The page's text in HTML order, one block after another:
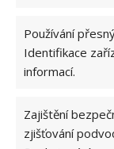
Používání
Identifikace
informací.
Zajištění
zjišťování
SOUVISEJÍCÍ